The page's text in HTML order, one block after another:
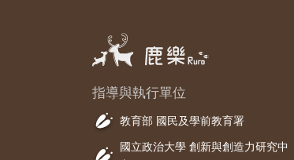
指導與執行單位
教育部 國民及學前教育署
國立政治大學 創新與創造力研究中